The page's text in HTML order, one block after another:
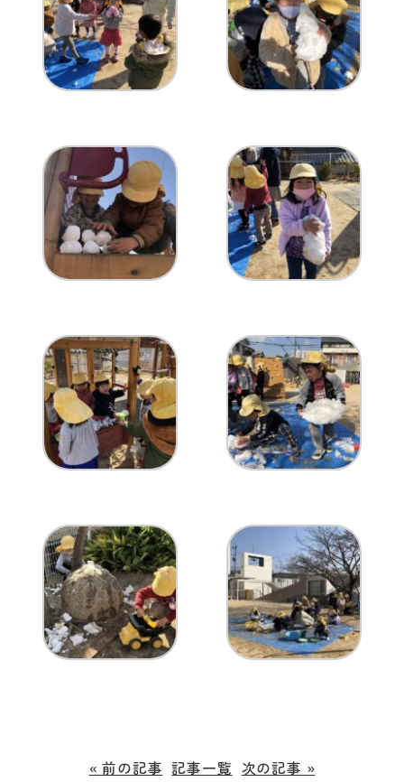
« 前の記事 記事一覧 次の記事 »